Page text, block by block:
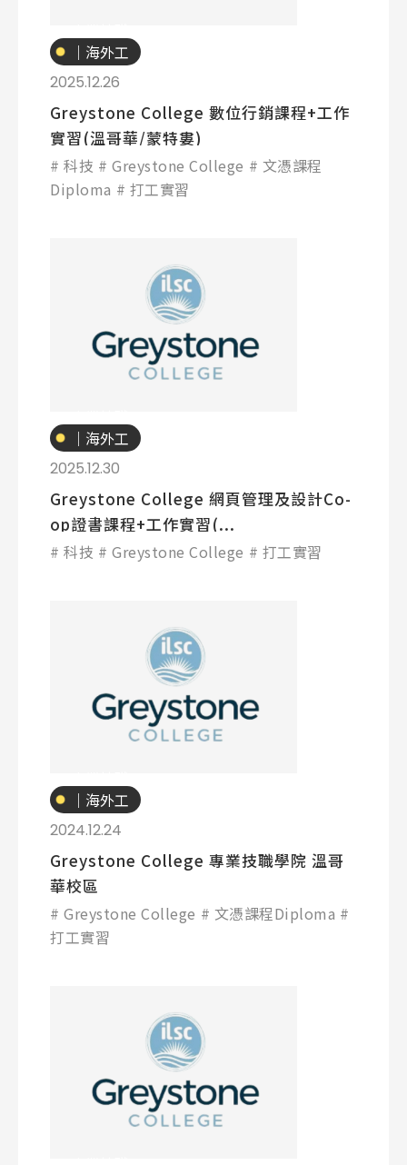
熱門搜尋：
加拿大RO
Pathway
Latest News 最新消息
Promotion 最新優惠
｜海外工
讀
2025.12.26
Greystone College 數位行銷課程+工作
實習(溫哥華/蒙特婁)
科技 Greystone College
文憑課程
Diploma
打工實習
｜海外工
讀
2025.12.30
Greystone College 網頁管理及設計Co-
op證書課程+工作實習(...
科技 Greystone College 打工實習
｜海外工
讀
2024.12.24
Greystone College 專業技職學院 溫哥
華校區
Greystone College
文憑課程Diploma
打工實習